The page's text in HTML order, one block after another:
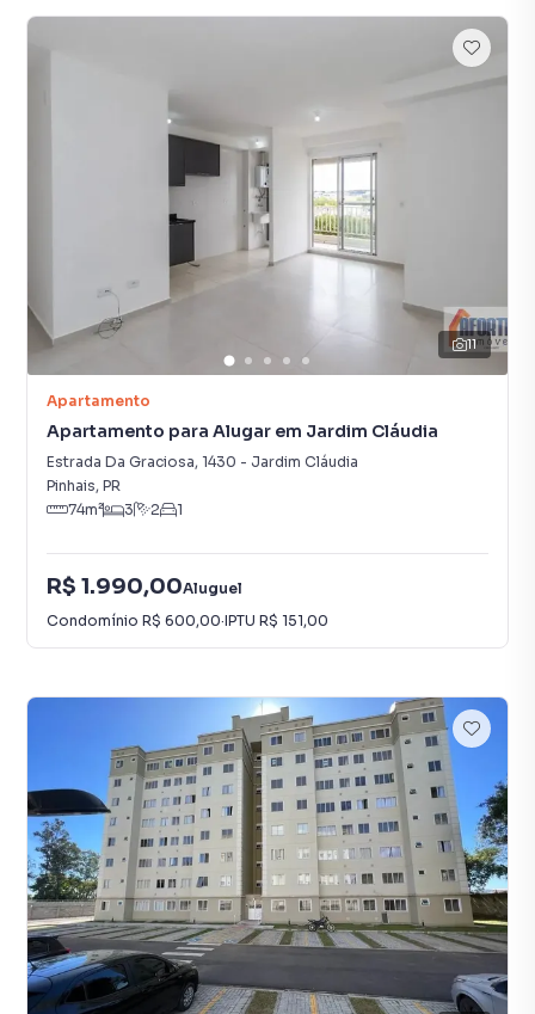
11
Apartamento
Apartamento para Alugar em Jardim Cláudia
Estrada Da Graciosa, 1430 - Jardim Cláudia
Pinhais, PR
74m² 3 2 1
R$ 1.990,00Aluguel
Condomínio R$ 600,00·IPTU R$ 151,00